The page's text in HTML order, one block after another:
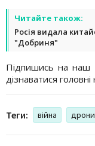
Читайте також:
Росія видала
"Добриня"
Підпишись на наш
дізнаватися
Теги: війна дрони